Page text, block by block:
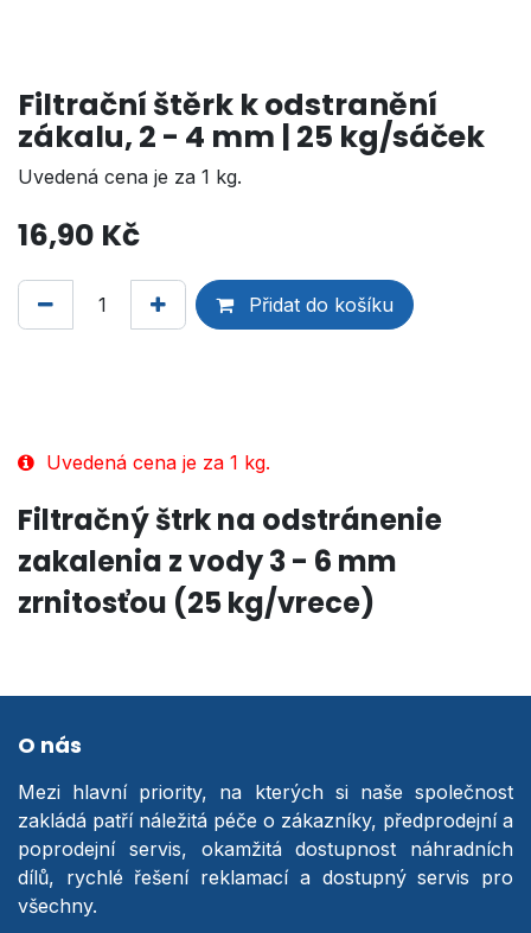
Filtrační štěrk k odstranění
zákalu, 2 - 4 mm | 25 kg/sáček
Uvedená cena je za 1 kg.
16,90 Kč
Přidat do košíku
Uvedená cena je za 1 kg.
Filtračný štrk na odstránenie
zakalenia z vody 3 - 6 mm
zrnitosťou (25 kg/vrece)
O nás
Mezi hlavní priority, na kterých si naše společnost
zakládá patří náležitá péče o zákazníky, předprodejní a
poprodejní servis, okamžitá dostupnost náhradních
dílů, rychlé řešení reklamací a dostupný servis pro
všechny.